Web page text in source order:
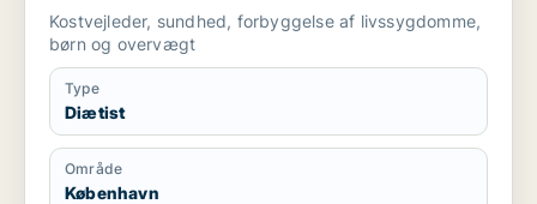
Kostvejleder, sundhed, forbyggelse af livssygdomme,
børn og overvægt
Type
Diætist
Område
København